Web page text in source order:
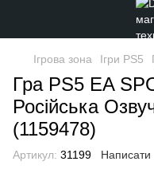
Ігрова зона Ігри PS5
Гра PS5 EA
Російська
(1159478)
Артикул: 31199 Написати